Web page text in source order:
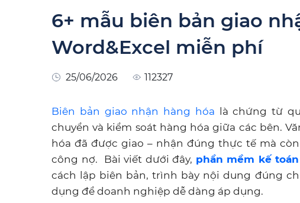
6+ mẫu biên bản giao
Word&Excel miễn phí
25/06/2026 112327
Biên bản giao nhận hàng hóa là chứng từ
chuyển và kiểm soát hàng hóa giữa các bên.
hóa đã được giao – nhận đúng thực tế mà
công nợ. Bài viết dưới đây, phần mềm kế
cách lập biên bản, trình bày nội dung đúng
dụng để doanh nghiệp dễ dàng áp dụng.